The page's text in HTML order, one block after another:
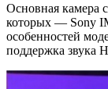
Основная камера
которых — Sony
особенностей
поддержка звука